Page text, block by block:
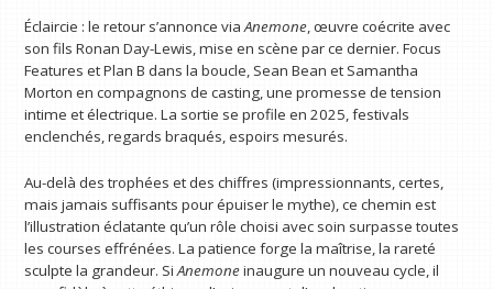
Éclaircie : le retour s’annonce viaAnemone, œuvre coécrite avec
son fils Ronan Day-Lewis, mise en scène par ce dernier. Focus
Features et Plan B dans la boucle, Sean Bean et Samantha
Morton en compagnons de casting, une promesse de tension
intime et électrique. La sortie se profile en 2025, festivals
enclenchés, regards braqués, espoirs mesurés.
Au-delà des trophées et des chiffres (impressionnants, certes,
mais jamais suffisants pour épuiser le mythe), ce chemin est
l’illustration éclatante qu’un rôle choisi avec soin surpasse toutes
les courses effrénées. La patience forge la maîtrise, la rareté
sculpte la grandeur. SiAnemoneinaugure un nouveau cycle, il